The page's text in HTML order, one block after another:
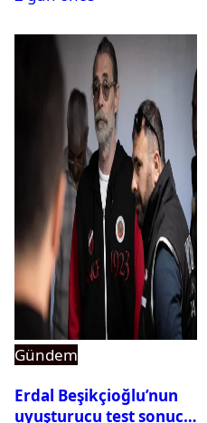
Gündem
Erdal Beşikçioğlu’nun
uyuşturucu test sonucu